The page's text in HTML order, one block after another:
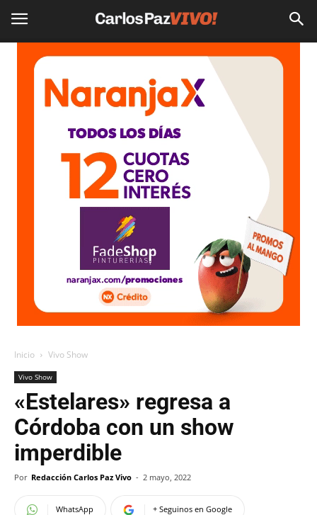
Inicio Vivo Show
Vivo Show
«Estelares» regresa a
Córdoba con un show
imperdible
Por Redacción Carlos Paz Vivo - 2 mayo, 2022
WhatsApp + Seguinos en Google